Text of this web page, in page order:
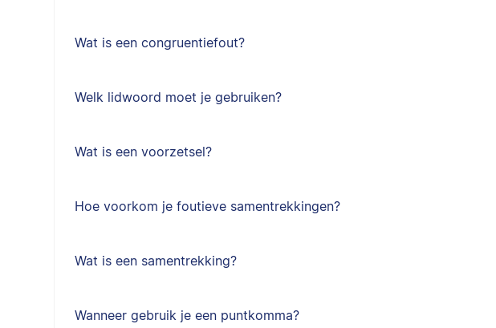
Wat is een congruentiefout?
Welk lidwoord moet je gebruiken?
Wat is een voorzetsel?
Hoe voorkom je foutieve samentrekkingen?
Wat is een samentrekking?
Wanneer gebruik je een puntkomma?